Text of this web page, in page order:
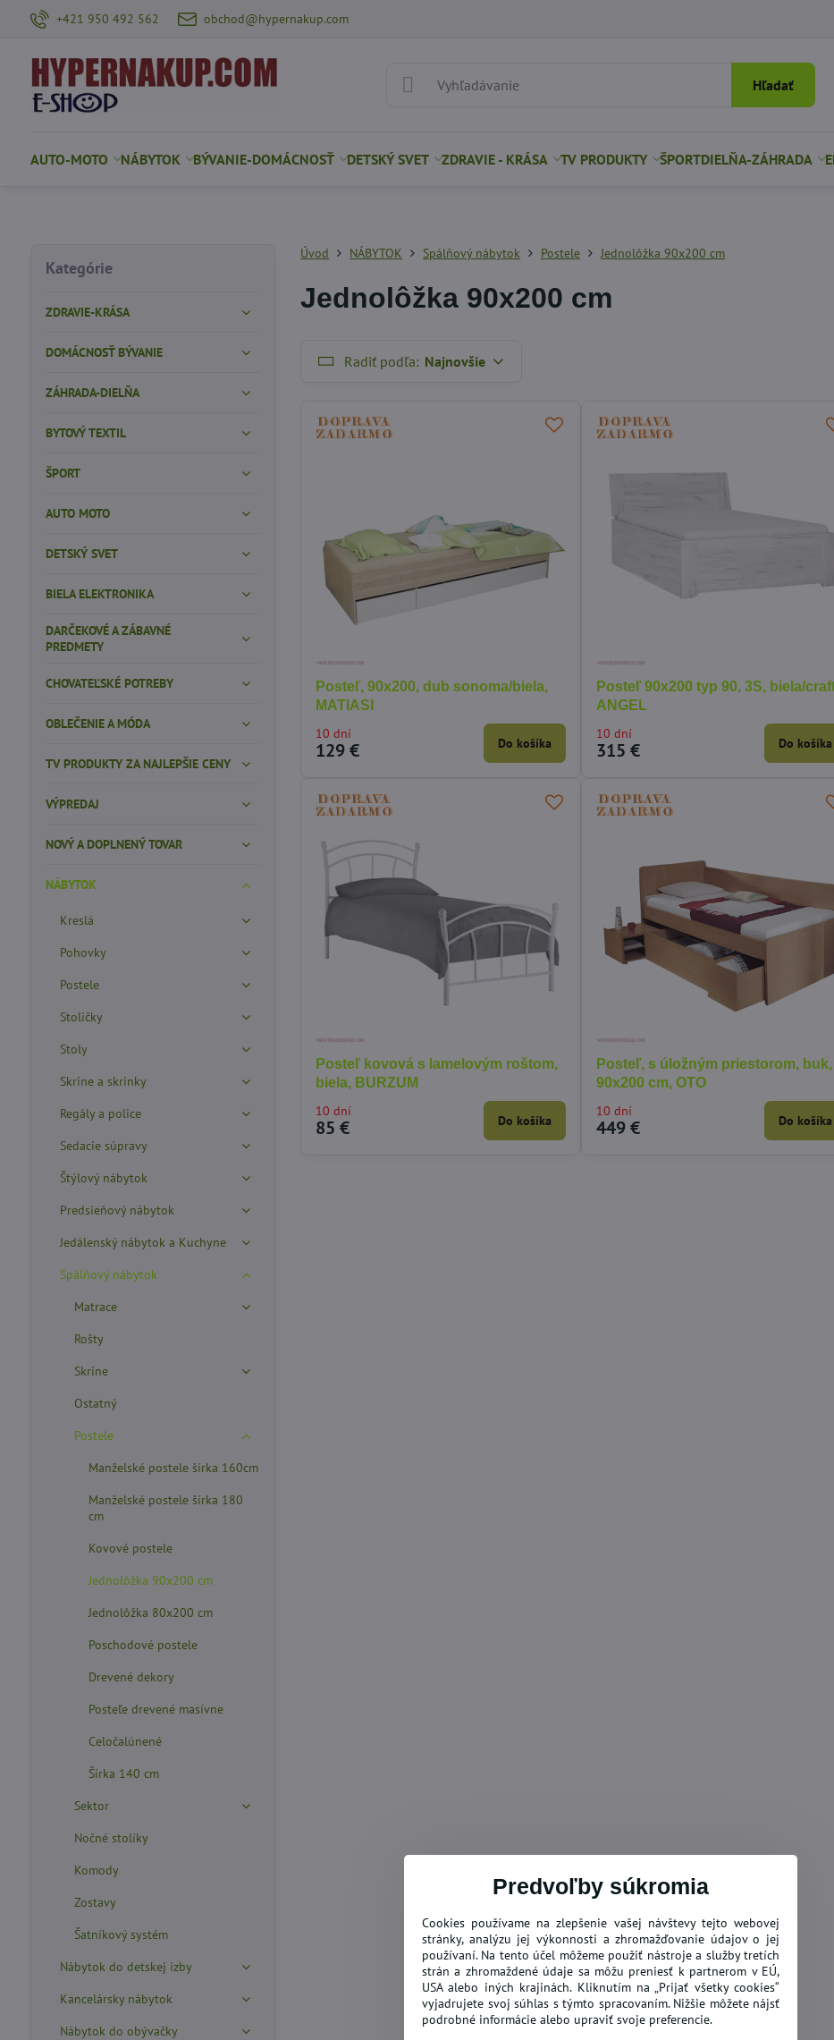
+421 950 492 562 obchod@hypernakup.com
Hľadať
AUTO-MOTO NÁBYTOK BÝVANIE-DOMÁCNOSŤ DETSKÝ SVET ZDRAVIE - KRÁSA TV PRODUKTY ŠPORTDIELŇA-ZÁHRADA
Úvod NÁBYTOK Spálňový nábytok Postele Jednolôžka 90x200 cm
Jednolôžka 90x200 cm
Radiť podľa: Najnovšie
Posteľ, 90x200, dub sonoma/biela,
MATIASI
10 dní
129 € Do košíka
Posteľ 90x200 typ 90, 3S, biela/
ANGEL
10 dní
315 € Do košíka
Posteľ kovová s lamelovým roštom,
biela, BURZUM
10 dní
85 € Do košíka
Posteľ, s úložným priestorom, buk,
90x200 cm, OTO
10 dní
449 € Do košíka
Kategórie
ZDRAVIE-KRÁSA
DOMÁCNOSŤ BÝVANIE
ZÁHRADA-DIELŇA
BYTOVÝ TEXTIL
ŠPORT
AUTO MOTO
DETSKÝ SVET
BIELA ELEKTRONIKA
DARČEKOVÉ A ZÁBAVNÉ
PREDMETY
CHOVATEĽSKÉ POTREBY
OBLEČENIE A MÓDA
TV PRODUKTY ZA NAJLEPŠIE CENY
VÝPREDAJ
NOVÝ A DOPLNENÝ TOVAR
NÁBYTOK
Kreslá
Pohovky
Postele
Stoličky
Stoly
Skrine a skrinky
Regály a police
Sedacie súpravy
Štýlový nábytok
Predsieňový nábytok
Jedálenský nábytok a Kuchyne
Spálňový nábytok
Matrace
Rošty
Skrine
Ostatný
Postele
Manželské postele šírka 160cm
Manželské postele šírka 180
cm
Kovové postele
Jednolôžka 90x200 cm
Jednolôžka 80x200 cm
Poschodové postele
Drevené dekory
Posteľe drevené masívne
Celočalúnené
Šírka 140 cm
Sektor
Nočné stolíky
Komody
Zostavy
Šatníkový systém
Nábytok do detskej izby
Kancelársky nábytok
Nábytok do obývačky
Predvoľby súkromia
Cookies používame na zlepšenie vašej návštevy tejto webovej
stránky, analýzu jej výkonnosti a zhromažďovanie údajov o jej
používaní. Na tento účel môžeme použiť nástroje a služby tretích
strán a zhromaždené údaje sa môžu preniesť k partnerom v EÚ,
USA alebo iných krajinách. Kliknutím na „Prijať všetky cookies“
vyjadrujete svoj súhlas s týmto spracovaním. Nižšie môžete nájsť
podrobné informácie alebo upraviť svoje preferencie.